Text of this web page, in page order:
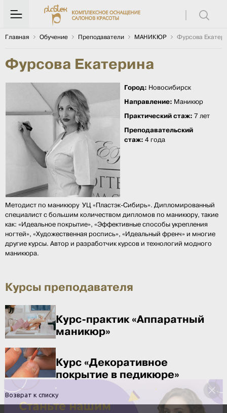
Главная Обучение Преподаватели МАНИКЮР Фурсова
Фурсова Екатерина
Город: Новосибирск
Направление: Маникюр
Практический стаж: 7 лет
Преподавательский
стаж: 4 года
Методист по маникюру УЦ «Пластэк-Сибирь». Дипломированный
специалист с большим количеством дипломов по маникюру, такие
как: «Идеальное покрытие», «Эффективные способы укрепления
ногтей», «Художественная роспись», «Идеальный френч» и многие
другие курсы. Автор и разработчик курсов и технологий модного
маникюра.
Курсы преподавателя
Курс-практик «Аппаратный
маникюр»
Курс «Декоративное
покрытие в педикюре»
Возврат к списку